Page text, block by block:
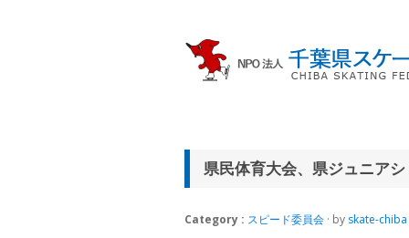
県民体育大会、県ジュニア
Category : スピード委員会 · by skate-chiba